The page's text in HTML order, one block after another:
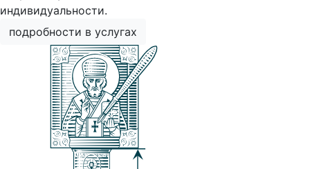
индивидуальности.
подробности в услугах